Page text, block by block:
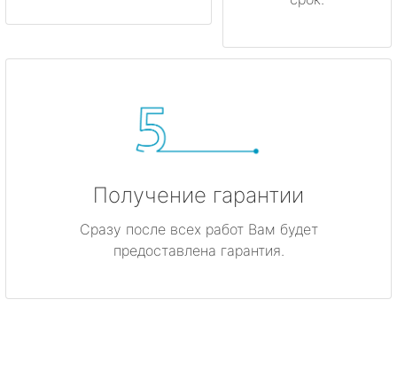
Получение гарантии
Сразу после всех работ Вам будет
предоставлена гарантия.